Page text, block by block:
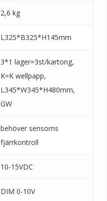
2,6 kg
L325*B325*H145mm
3*1 lager=3st/kartong,
K=K wellpapp,
L345*W345*H480mm,
GW
behöver sensorns
fjärrkontroll
10-15VDC
DIM 0-10V